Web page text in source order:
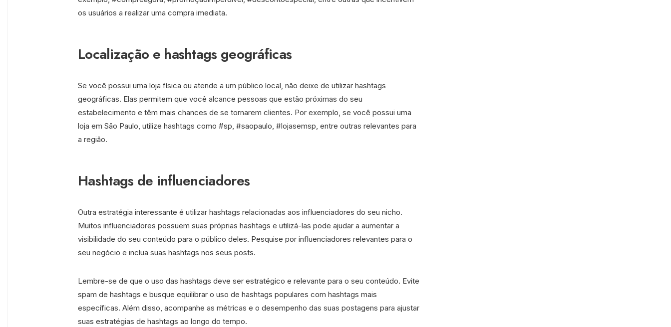
os usuários a realizar uma compra imediata.
Localização e hashtags geográficas
Se você possui uma loja física ou atende a um público local, não deixe de utilizar hashtags
geográficas. Elas permitem que você alcance pessoas que estão próximas do seu
estabelecimento e têm mais chances de se tornarem clientes. Por exemplo, se você possui uma
loja em São Paulo, utilize hashtags como #sp, #saopaulo, #lojasemsp, entre outras relevantes para
a região.
Hashtags de influenciadores
Outra estratégia interessante é utilizar hashtags relacionadas aos influenciadores do seu nicho.
Muitos influenciadores possuem suas próprias hashtags e utilizá-las pode ajudar a aumentar a
visibilidade do seu conteúdo para o público deles. Pesquise por influenciadores relevantes para o
seu negócio e inclua suas hashtags nos seus posts.
Lembre-se de que o uso das hashtags deve ser estratégico e relevante para o seu conteúdo. Evite
spam de hashtags e busque equilibrar o uso de hashtags populares com hashtags mais
específicas. Além disso, acompanhe as métricas e o desempenho das suas postagens para ajustar
suas estratégias de hashtags ao longo do tempo.